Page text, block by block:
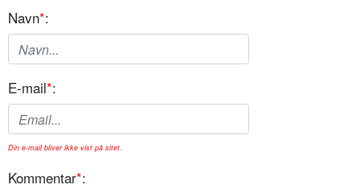
Navn*:
E-mail*:
Din e-mail bliver ikke vist på sitet.
Kommentar*: